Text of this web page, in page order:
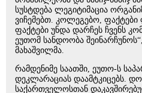
სუსტდება ლეგიტიმაცია
ვიჩემებთ. კოლეგებო,
ფაქტები უნდა დარჩეს ჩვენს
ეუთომ სანდოობა
მახაშვილმა.
რამდენიმე საათში, ეუთო-ს
დეკლარაციას დაამტკიცებს.
საქართველოსთან